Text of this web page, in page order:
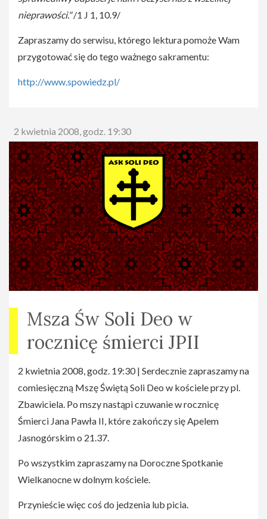
nieprawości."/1 J 1, 10.9/
Zapraszamy do serwisu, którego lektura pomoże Wam
przygotować się do tego ważnego sakramentu:
http://www.spowiedz.pl/
2 kwietnia 2008, godz. 19:30
Msza Św Soli Deo w
rocznicę śmierci JPII
2 kwietnia 2008, godz. 19:30 | Serdecznie zapraszamy na
comiesięczną Mszę Świętą Soli Deo w kościele przy pl.
Zbawiciela. Po mszy nastąpi czuwanie w rocznicę
Śmierci Jana Pawła II, które zakończy się Apelem
Jasnogórskim o 21.37.
Po wszystkim zapraszamy na Doroczne Spotkanie
Wielkanocne w dolnym kościele.
Przynieście więc coś do jedzenia lub picia.